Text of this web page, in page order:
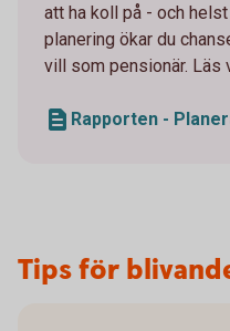
att ha koll på - och
planering ökar du
vill som pensionär. Läs
Rapporten -
Tips för